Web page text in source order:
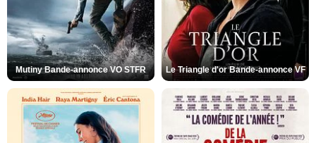
Mutiny Bande-annonce VO STFR Le Triangle d'or Bande-annonce VF